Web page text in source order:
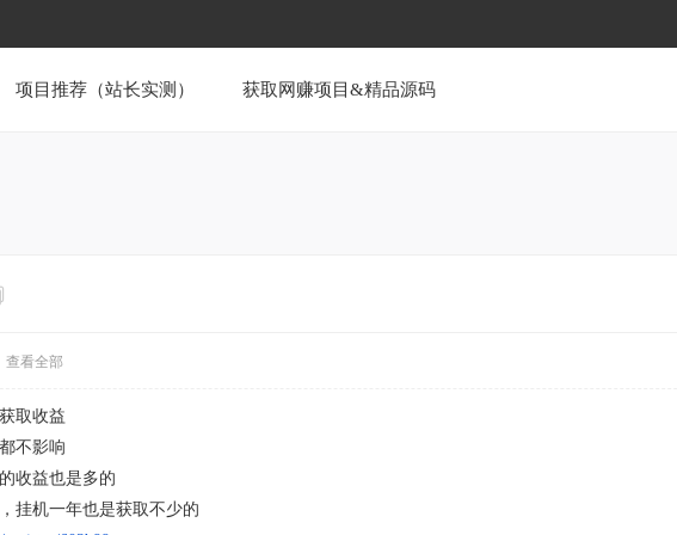
项目推荐（站长实测） 获取网赚项目&精品源码
查看全部
取收益
不影响
收益也是多的
挂机一年也是获取不少的